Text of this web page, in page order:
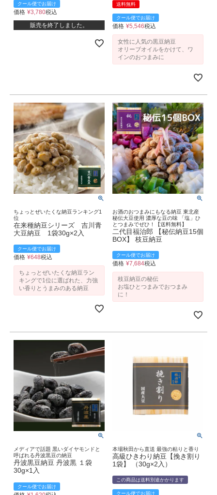
クール便でお届け
価格 ¥3,780税込
販売を終了しました。
送料無料
クール便でお届け
価格 ¥5,546税込
女性に人気の黒豆納豆
オリーブオイルをかけて、ワ
インのおつまみに
ちょっとぜいたくな納豆ランキング1
位
在来種納豆シリーズ 吉川青
大豆納豆 1袋30g×2入
クール便でお届け
価格 ¥648税込
ちょっとぜいたくな納豆ラン
キングで1位に選ばれた、力強
い香りとうまみのある納豆
お酒のおつまみにもなる納豆 東北産
秘伝大豆使用 濃厚な豆の味 「塩」ひ
とつまみでぜひ！【送料無料】
二代目福治郎 【秘伝納豆15個
BOX】 枝豆納豆
クール便でお届け
価格 ¥7,684税込
枝豆納豆の秘伝
お塩ひとつまみでおつまみ
に！
メディアで話題 黒いダイヤモンドと
呼ばれる丹波黒豆の納豆
丹波黒豆納豆 丹波黒 １袋
30g×1入
クール便でお届け
本場秋田から直送 最強の粘りと香り
高級ひきわり納豆【挽き割り
1袋】 （30g×2入）
この商品は送料別途かかります
クール便でお届け